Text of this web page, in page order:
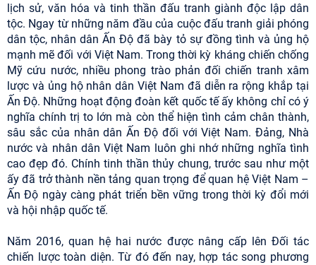
lịch sử, văn hóa và tinh thần đấu tranh giành độc lập dân
tộc. Ngay từ những năm đầu của cuộc đấu tranh giải phóng
dân tộc, nhân dân Ấn Độ đã bày tỏ sự đồng tình và ủng hộ
mạnh mẽ đối với Việt Nam. Trong thời kỳ kháng chiến chống
Mỹ cứu nước, nhiều phong trào phản đối chiến tranh xâm
lược và ủng hộ nhân dân Việt Nam đã diễn ra rộng khắp tại
Ấn Độ. Những hoạt động đoàn kết quốc tế ấy không chỉ có ý
nghĩa chính trị to lớn mà còn thể hiện tình cảm chân thành,
sâu sắc của nhân dân Ấn Độ đối với Việt Nam. Đảng, Nhà
nước và nhân dân Việt Nam luôn ghi nhớ những nghĩa tình
cao đẹp đó. Chính tinh thần thủy chung, trước sau như một
ấy đã trở thành nền tảng quan trọng để quan hệ Việt Nam –
Ấn Độ ngày càng phát triển bền vững trong thời kỳ đổi mới
và hội nhập quốc tế.
Năm 2016, quan hệ hai nước được nâng cấp lên Đối tác
chiến lược toàn diện. Từ đó đến nay, hợp tác song phương